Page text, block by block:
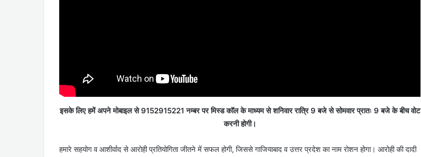
इसके लिए हमें अपने मोबाइल से 9152915221 नम्बर पर मिस्ड कॉल के माध्यम से शनिवार रात्रि 9 बजे से सोमवार प्रातः 9 बजे के बीच वोट
करनी होगी।
हमारे सहयोग व आशीर्वाद से आरोही प्रतियोगिता जीतने में सफल होगी, जिससे गाजियाबाद व उत्तर प्रदेश का नाम रोशन होगा। आरोही की दादी